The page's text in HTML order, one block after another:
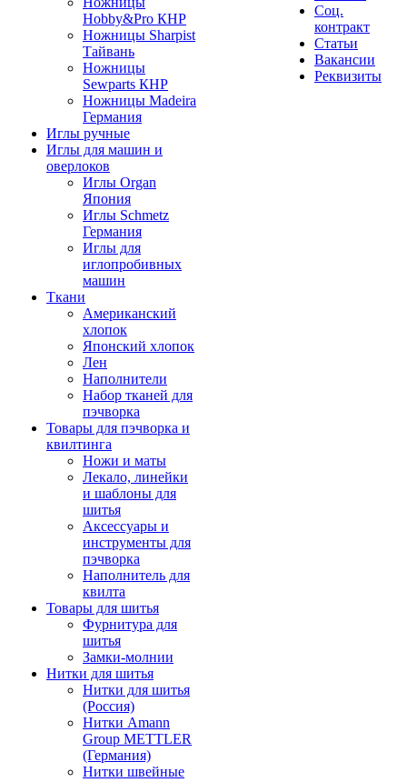
Hobby&Pro КНР
Ножницы Sharpist
Тайвань
Ножницы
Sewparts КНР
Ножницы Madeira
Германия
Иглы ручные
Иглы для машин и
оверлоков
Иглы Organ
Япония
Иглы Schmetz
Германия
Иглы для
иглопробивных
машин
Ткани
Американский
хлопок
Японский хлопок
Лен
Наполнители
Набор тканей для
пэчворка
Товары для пэчворка и
квилтинга
Ножи и маты
Лекало, линейки
и шаблоны для
шитья
Аксессуары и
инструменты для
пэчворка
Наполнитель для
квилта
Товары для шитья
Фурнитура для
шитья
Замки-молнии
Нитки для шитья
Нитки для шитья
(Россия)
Нитки Amann
Group METTLER
(Германия)
Нитки швейные
Соц.
контракт
Статьи
Вакансии
Реквизиты